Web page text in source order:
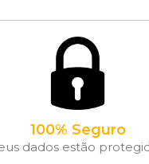
100% Seguro
dados estão